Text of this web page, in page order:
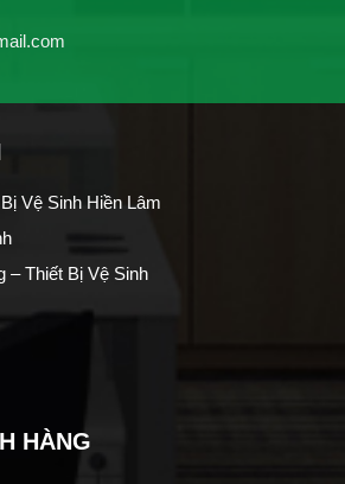
Vệ Sinh Hiền Lâm
– Thiết Bị Vệ Sinh
HÀNG